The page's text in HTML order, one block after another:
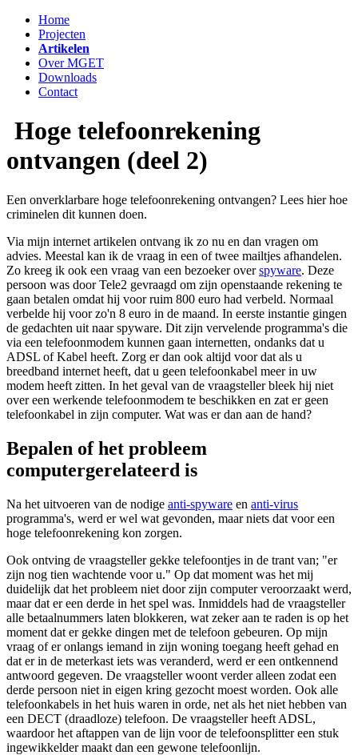
Home
Projecten
Artikelen
Over MGET
Downloads
Contact
Hoge telefoonrekening
ontvangen (deel 2)
Een onverklarbare hoge telefoonrekening ontvangen? Lees hier hoe
criminelen dit kunnen doen.
Via mijn internet artikelen ontvang ik zo nu en dan vragen om
advies. Meestal kan ik de vraag in een of twee mailtjes afhandelen.
Zo kreeg ik ook een vraag van een bezoeker overspyware. Deze
persoon was door Tele2 gevraagd om zijn openstaande rekening te
gaan betalen omdat hij voor ruim 800 euro had verbeld. Normaal
verbelde hij voor zo'n 8 euro in de maand. In eerste instantie gingen
de gedachten uit naar spyware. Dit zijn vervelende programma's die
via een telefoonmodem kunnen gaan internetten, ondanks dat u
ADSL of Kabel heeft. Zorg er dan ook altijd voor dat als u
breedband internet heeft, dat u geen telefoonkabel meer in uw
modem heeft zitten. In het geval van de vraagsteller bleek hij niet
over een werkende telefoonmodem te beschikken en zat er geen
telefoonkabel in zijn computer. Wat was er dan aan de hand?
Bepalen of het probleem
computergerelateerd is
Na het uitvoeren van de nodige anti-spyware en anti-virus
programma's, werd er wel wat gevonden, maar niets dat voor een
hoge telefoonrekening kon zorgen.
Ook ontving de vraagsteller gekke telefoontjes in de trant van; "er
zijn nog tien wachtende voor u." Op dat moment was het mij
duidelijk dat het probleem niet door zijn computer veroorzaakt werd,
maar dat er een derde in het spel was. Inmiddels had de vraagsteller
alle betaalnummers laten blokkeren, wat zeker aan te raden is op het
moment dat er gekke dingen met de telefoon gebeuren. Op mijn
vraag of er onlangs iemand in zijn woning toegang heeft gehad en
dat er in de meterkast iets was veranderd, werd er een ontkennend
antwoord gegeven. De vraagsteller woont verder alleen zodat een
derde persoon niet in eigen kring gezocht moest worden. Ook alle
telefoonkabels in het huis waren in orde, net als het niet hebben van
een DECT (draadloze) telefoon. De vraagsteller heeft ADSL,
waardoor het aftappen van de lijn voor de telefoonsplitter een stuk
ingewikkelder maakt dan een gewone telefoonlijn.